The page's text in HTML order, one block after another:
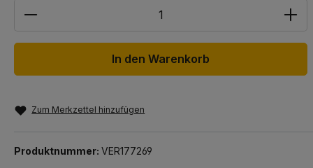
In den Warenkorb
Zum Merkzettel hinzufügen
Produktnummer: VER177269